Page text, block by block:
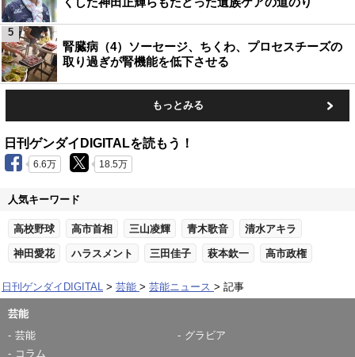
腎臓病（4）ソーセージ、ちくわ、プロセスチーズの
取り過ぎが腎機能を低下させる
5
もっとみる
日刊ゲンダイDIGITALを読もう！
6.6万 18.5万
人気キーワード
高校野球 高市首相 三山凌輝 青木歌音 清水アキラ
神田愛花 ハラスメント 三田佳子 萩本欽一 高市政権
日刊ゲンダイDIGITAL 芸能 芸能ニュース 記事
芸能
芸能
グラビア
コラム